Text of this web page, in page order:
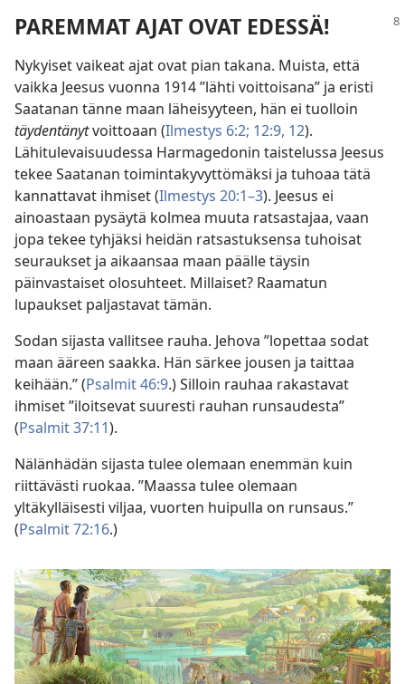
PAREMMAT AJAT OVAT EDESSÄ!
Nykyiset vaikeat ajat ovat pian takana. Muista, että
vaikka Jeesus vuonna 1914 ”lähti voittoisana” ja eristi
Saatanan tänne maan läheisyyteen, hän ei tuolloin
täydentänytvoittoaan (Ilmestys 6:2; 12:9, 12).
Lähitulevaisuudessa Harmagedonin taistelussa Jeesus
tekee Saatanan toimintakyvyttömäksi ja tuhoaa tätä
kannattavat ihmiset (Ilmestys 20:1–3). Jeesus ei
ainoastaan pysäytä kolmea muuta ratsastajaa, vaan
jopa tekee tyhjäksi heidän ratsastuksensa tuhoisat
seuraukset ja aikaansaa maan päälle täysin
päinvastaiset olosuhteet. Millaiset? Raamatun
lupaukset paljastavat tämän.
Sodan sijasta vallitsee rauha. Jehova ”lopettaa sodat
maan ääreen saakka. Hän särkee jousen ja taittaa
keihään.” (Psalmit 46:9.) Silloin rauhaa rakastavat
ihmiset ”iloitsevat suuresti rauhan runsaudesta”
(Psalmit 37:11).
Nälänhädän sijasta tulee olemaan enemmän kuin
riittävästi ruokaa. ”Maassa tulee olemaan
yltäkylläisesti viljaa, vuorten huipulla on runsaus.”
(Psalmit 72:16.)